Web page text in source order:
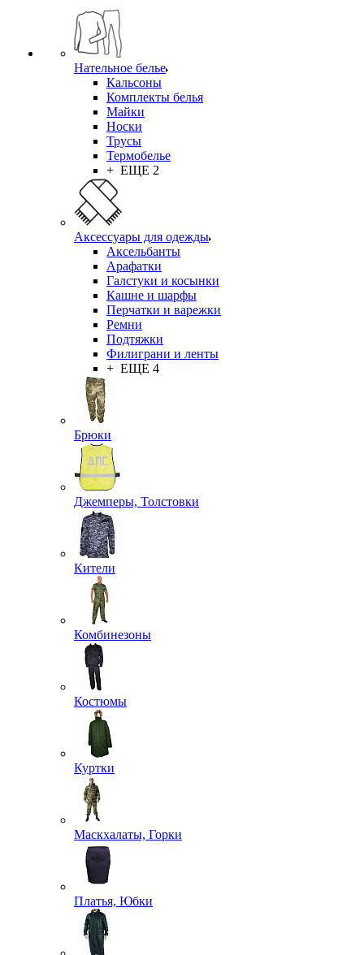
Нательное белье
Кальсоны
Комплекты белья
Майки
Носки
Трусы
Термобелье
+ ЕЩЕ 2
Аксессуары для одежды
Аксельбанты
Арафатки
Галстуки и косынки
Кашне и шарфы
Перчатки и варежки
Ремни
Подтяжки
Филиграни и ленты
+ ЕЩЕ 4
Брюки
Джемперы, Толстовки
Кители
Комбинезоны
Костюмы
Куртки
Маскхалаты, Горки
Платья, Юбки